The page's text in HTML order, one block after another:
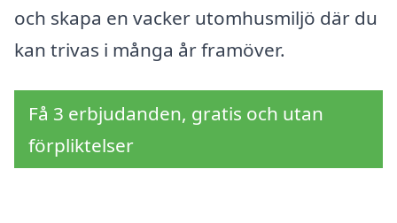
och skapa en vacker utomhusmiljö där du
kan trivas i många år framöver.
Få 3 erbjudanden, gratis och utan
förpliktelser